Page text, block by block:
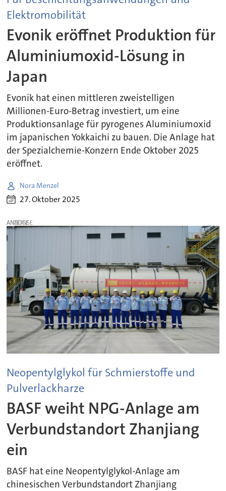
Elektromobilität
Evonik eröffnet Produktion für
Aluminiumoxid-Lösung in
Japan
Evonik hat einen mittleren zweistelligen
Millionen-Euro-Betrag investiert, um eine
Produktionsanlage für pyrogenes Aluminiumoxid
im japanischen Yokkaichi zu bauen. Die Anlage hat
der Spezialchemie-Konzern Ende Oktober 2025
eröffnet.
Nora Menzel
27. Oktober 2025
ANZEIGE
Neopentylglykol für Schmierstoffe und
Pulverlackharze
BASF weiht NPG-Anlage am
Verbundstandort Zhanjiang
ein
BASF hat eine Neopentylglykol-Anlage am
chinesischen Verbundstandort Zhanjiang